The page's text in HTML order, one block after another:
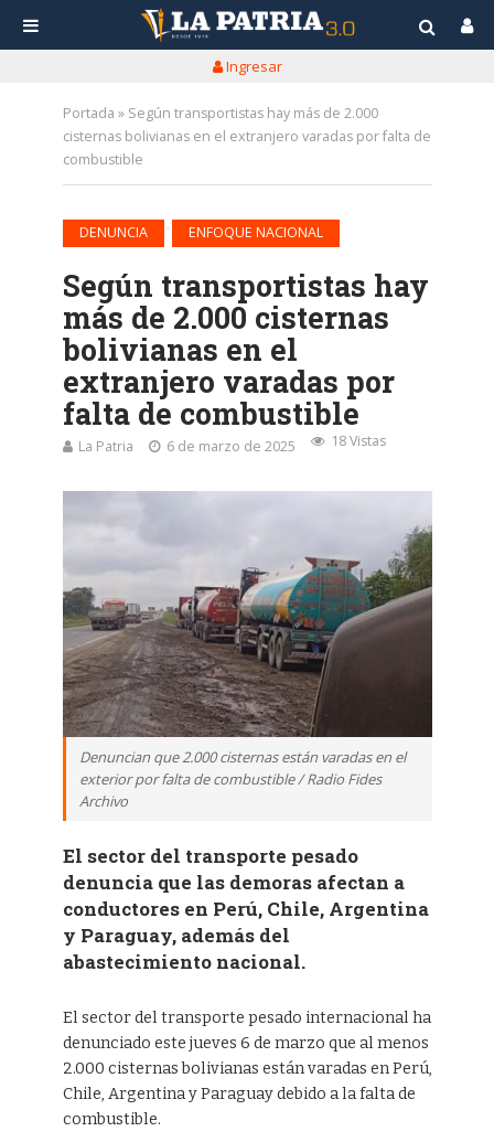
Ingresar
Portada » Según transportistas hay más de 2.000
cisternas bolivianas en el extranjero varadas por falta de
combustible
DENUNCIA ENFOQUE NACIONAL
Según transportistas hay
más de 2.000 cisternas
bolivianas en el
extranjero varadas por
falta de combustible
La Patria 6 de marzo de 2025 18 Vistas
Denuncian que 2.000 cisternas están varadas en el
exterior por falta de combustible / Radio Fides
Archivo
El sector del transporte pesado
denuncia que las demoras afectan a
conductores en Perú, Chile, Argentina
y Paraguay, además del
abastecimiento nacional.
El sector del transporte pesado internacional ha
denunciado este jueves 6 de marzo que al menos
2.000 cisternas bolivianas están varadas en Perú,
Chile, Argentina y Paraguay debido a la falta de
combustible.